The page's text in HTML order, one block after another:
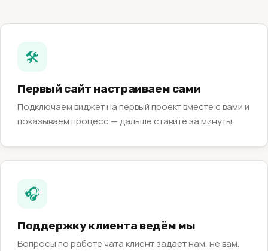
🛠️
Первый сайт настраиваем сами
Подключаем виджет на первый проект вместе с вами и
показываем процесс — дальше ставите за минуты.
🎧
Поддержку клиента ведём мы
Вопросы по работе чата клиент задаёт нам, не вам.